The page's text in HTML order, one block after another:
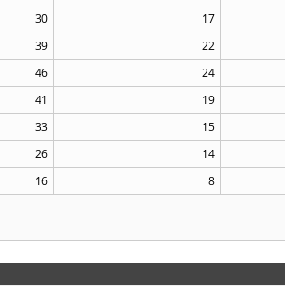
30 17
39 22
46 24
41 19
33 15
26 14
16 8